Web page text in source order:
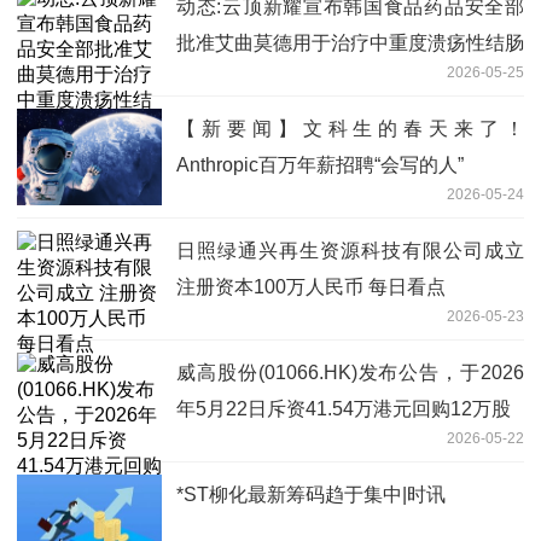
动态:云顶新耀宣布韩国食品药品安全部
批准艾曲莫德用于治疗中重度溃疡性结肠
2026-05-25
【新要闻】文科生的春天来了！
Anthropic百万年薪招聘“会写的人”
2026-05-24
日照绿通兴再生资源科技有限公司成立
注册资本100万人民币 每日看点
2026-05-23
威高股份(01066.HK)发布公告，于2026
年5月22日斥资41.54万港元回购12万股
2026-05-22
*ST柳化最新筹码趋于集中|时讯